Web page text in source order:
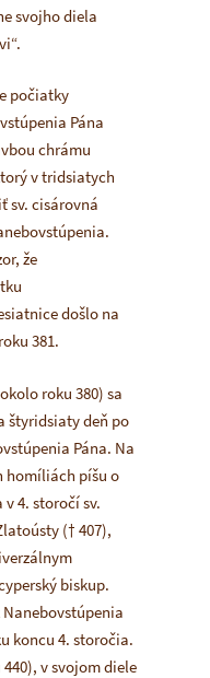
svojho diela
počiatky
Pána
chrámu
v tridsiatych
sv. cisárovná
že
došlo na
381.
roku 380) sa
štyridsiaty deň po
Pána. Na
homíliách píšu o
4. storočí sv.
(† 407),
biskup.
koncu 4. storočia.
v svojom diele